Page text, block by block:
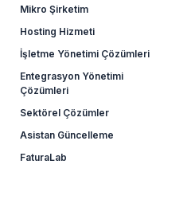
Mikro Şirketim
Hosting Hizmeti
İşletme Yönetimi Çözümleri
Entegrasyon Yönetimi
Çözümleri
Sektörel Çözümler
Asistan Güncelleme
FaturaLab